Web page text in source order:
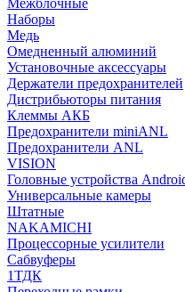
Межблочные
Наборы
Медь
Омедненный алюминий
Установочные аксессуары
Держатели предохранителей
Дистрибьюторы питания
Клеммы АКБ
Предохранители miniANL
Предохранители ANL
VISION
Головные устройства
Универсальные камеры
Штатные
NAKAMICHI
Процессорные усилители
Сабвуферы
1ТДК